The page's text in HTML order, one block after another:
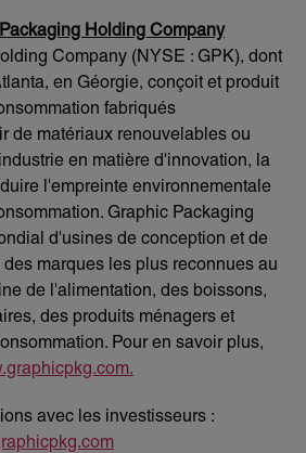
Holding Company
Company (NYSE : GPK), dont
en Géorgie, conçoit et produit
fabriqués
de matériaux renouvelables ou
en matière d'innovation, la
l'empreinte environnementale
Graphic Packaging
d'usines de conception et de
marques les plus reconnues au
de l'alimentation, des boissons,
des produits ménagers et
Pour en savoir plus,
avec les investisseurs :